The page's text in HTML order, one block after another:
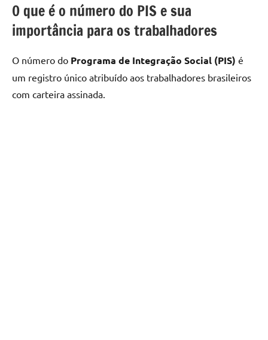
O que é o número do PIS e sua
importância para os trabalhadores
O número do Programa de Integração Social (PIS) é
um registro único atribuído aos trabalhadores brasileiros
com carteira assinada.